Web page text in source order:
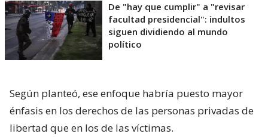
De "hay que cumplir" a "revisar
facultad presidencial": indultos
siguen dividiendo al mundo
político
Según planteó, ese enfoque habría puesto mayor
énfasis en los derechos de las personas privadas de
libertad que en los de las víctimas.